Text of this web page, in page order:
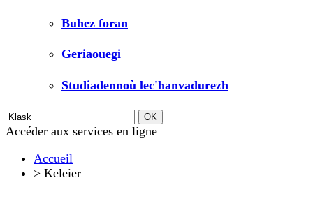
Buhez foran
Geriaouegi
Studiadennoù lec'hanvadurezh
Accéder aux services en ligne
Accueil
> Keleier